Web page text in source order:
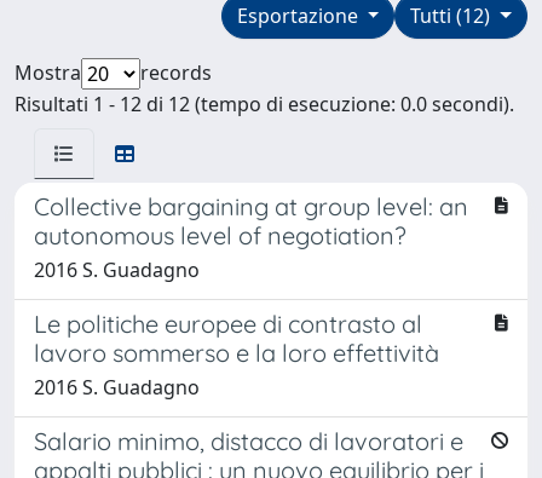
Tutti (12)
Esportazione
Mostra
records
Risultati 1 - 12 di 12 (tempo di esecuzione: 0.0 secondi).
Collective bargaining at group level: an
autonomous level of negotiation?
2016 S. Guadagno
Le politiche europee di contrasto al
lavoro sommerso e la loro effettività
2016 S. Guadagno
Salario minimo, distacco di lavoratori e
appalti pubblici : un nuovo equilibrio per i